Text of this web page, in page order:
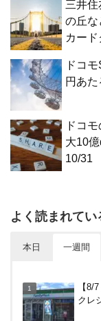
三井
の丘な
カー
ドコ
円あ
ドコ
大10
10/31
よく読まれてい
本日 一週間
登
3/31
【8/
クレ